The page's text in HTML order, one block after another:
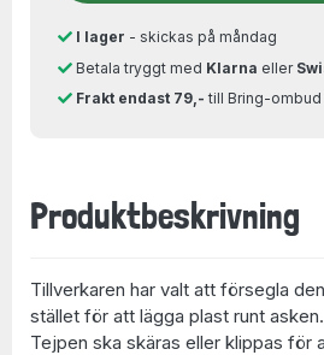
I lager - skickas på måndag
Betala tryggt med Klarna eller
Frakt endast 79,- till Bring-ombud
Produktbeskrivning
Tillverkaren har valt att försegla
stället för att lägga plast runt asken.
Tejpen ska skäras eller klippas för